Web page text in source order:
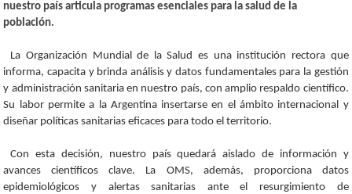
nuestro país articula programas esenciales para la salud de la
población.
La Organización Mundial de la Salud es una institución rectora que
informa, capacita y brinda análisis y datos fundamentales para la gestión
y administración sanitaria en nuestro país, con amplio respaldo científico.
Su labor permite a la Argentina insertarse en el ámbito internacional y
diseñar políticas sanitarias eficaces para todo el territorio.
Con esta decisión, nuestro país quedará aislado de información y
avances científicos clave. La OMS, además, proporciona datos
epidemiológicos y alertas sanitarias ante el resurgimiento de